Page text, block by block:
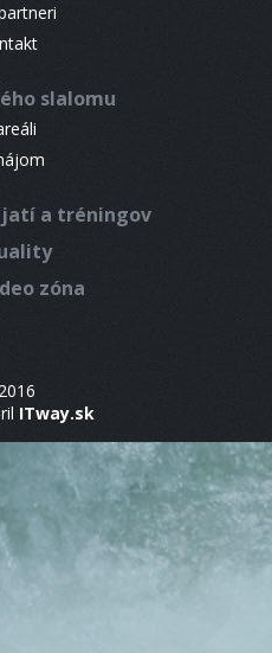
slalomu
a tréningov
zóna
ITway.sk